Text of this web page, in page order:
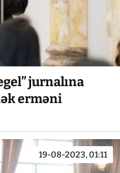
jurnalına
erməni
19-08-2023, 01:11